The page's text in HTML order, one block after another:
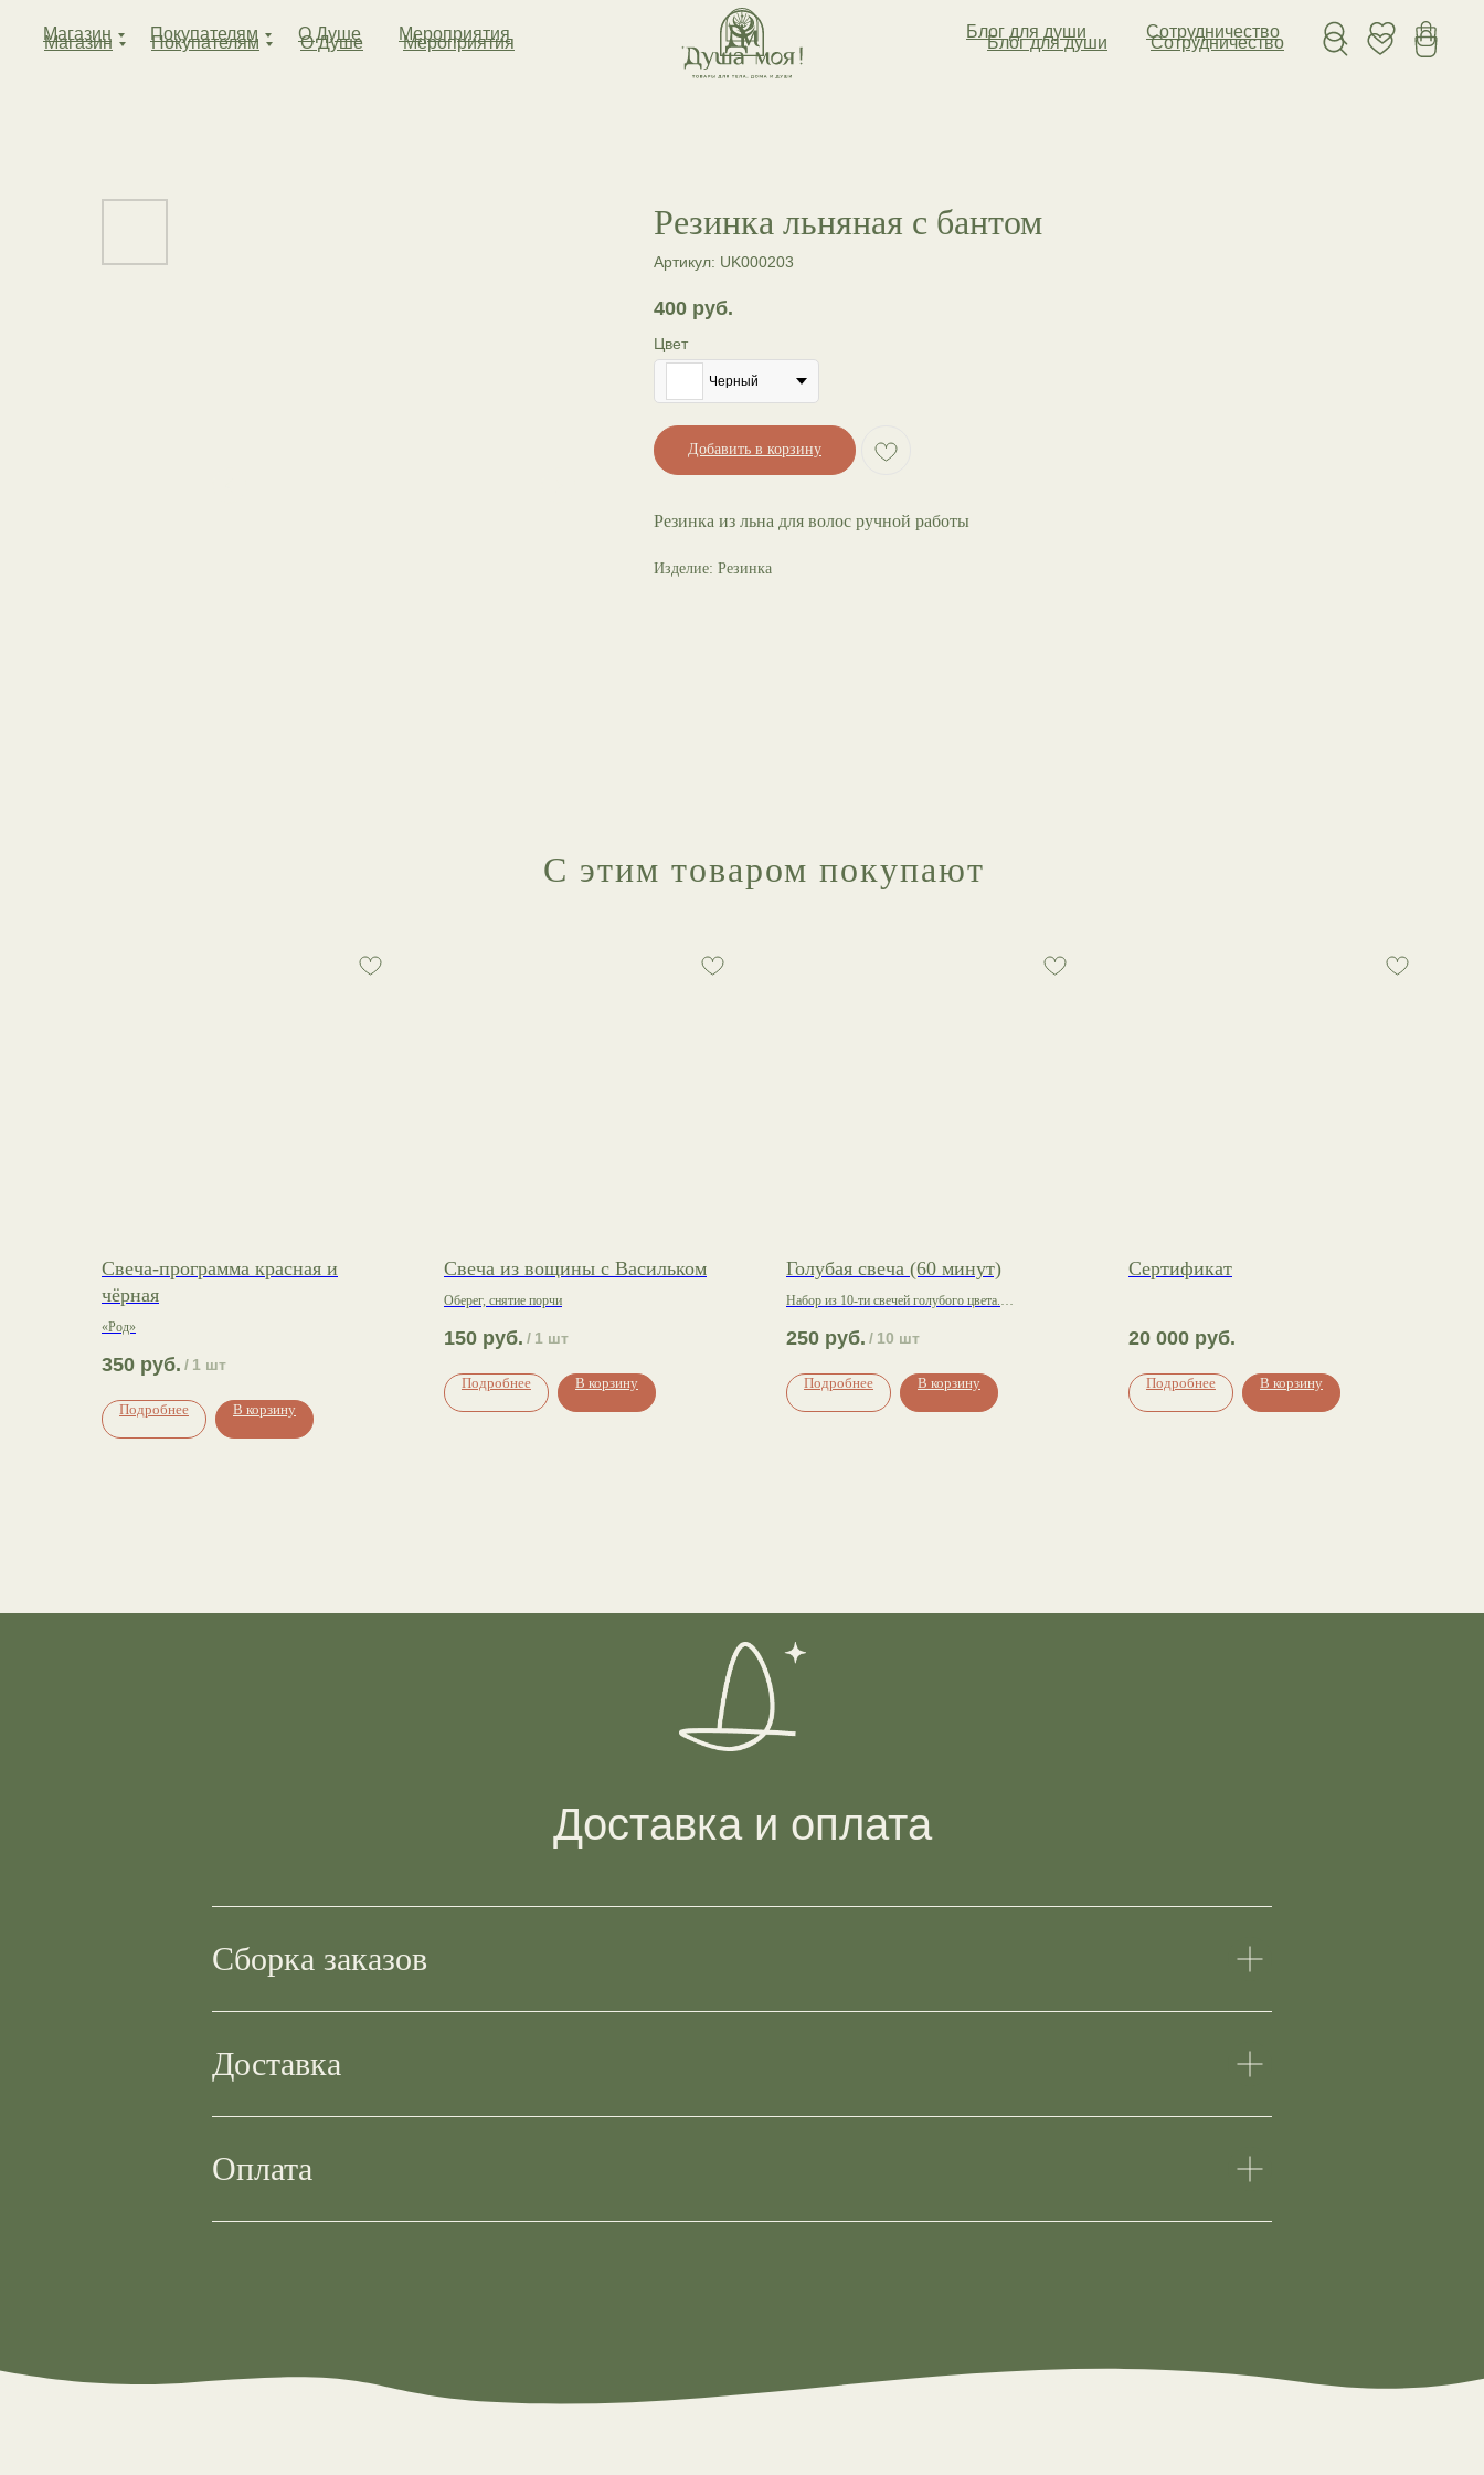
Мероприятия
О Душе
Покупателям
Магазин Сотрудничество
Блог для души
Сотрудничество
Блог для души
Мероприятия
О Душе
Покупателям
Магазин
Резинка льняная с бантом
Артикул: UK000203
400 руб.
Цвет
Черный
Добавить в корзину
Резинка из льна для волос ручной работы
Изделие: Резинка
С этим товаром покупают
Свеча-программа красная и
чёрная
«Род»
350 руб. / 1 шт
Подробнее В корзину
Свеча из вощины с Васильком
Оберег, снятие порчи
150 руб. / 1 шт
Подробнее В корзину
Голубая свеча (60 минут)
Набор из 10-ти свечей голубого цвета.
250 руб. / 10 шт
Подробнее В корзину
Сертификат
20 000 руб.
Подробнее В корзину
Доставка и оплата
Сборка заказов
Доставка
Оплата